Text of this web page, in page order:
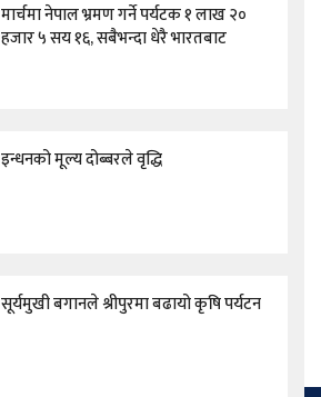
मार्चमा नेपाल भ्रमण गर्ने पर्यटक १ लाख २०
हजार ५ सय १६, सबैभन्दा धेरै भारतबाट
इन्धनको मूल्य दोब्बरले वृद्धि
सूर्यमुखी बगानले श्रीपुरमा बढायो कृषि पर्यटन